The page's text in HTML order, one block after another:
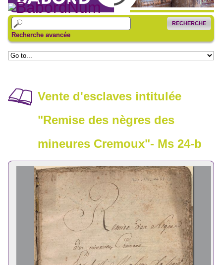
RECHERCHE
Recherche avancée
Vente d'esclaves intitulée
"Remise des nègres des
mineures Cremoux"- Ms 24-b